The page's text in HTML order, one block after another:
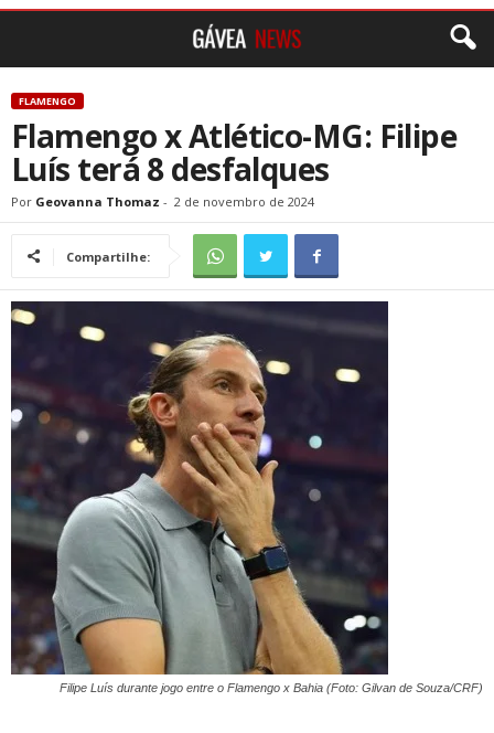
FLAMENGO
Flamengo x Atlético-MG: Filipe
Luís terá 8 desfalques
Por Geovanna Thomaz - 2 de novembro de 2024
Compartilhe:
Filipe Luís durante jogo entre o Flamengo x Bahia (Foto: Gilvan de Souza/CRF)